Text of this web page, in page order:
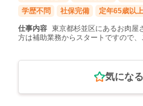
学歴不問
社保完備 定年65歳以上
仕事内容
東京都杉並区にあるお肉屋
方は補助業務からスタートですので
気になる